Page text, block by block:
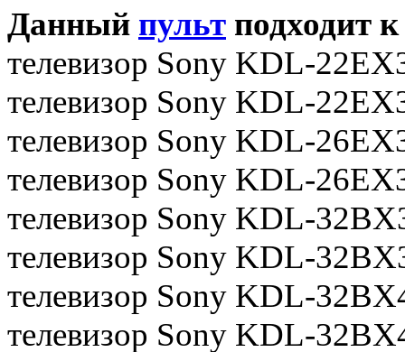
Данный пульт подходит
телевизор Sony KDL-
телевизор Sony KDL-
телевизор Sony KDL-
телевизор Sony KDL-
телевизор Sony KDL-
телевизор Sony KDL-
телевизор Sony KDL-
телевизор Sony KDL-